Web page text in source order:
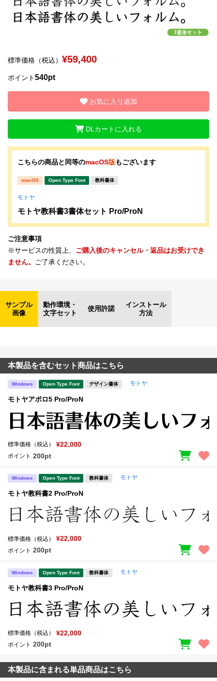
リセット 検索
標準価格（税込） ¥59,400
ポイント540pt
お気に入り追加
DLカートに入れる
こちらの商品と同等のmacOS版もございます
macOS Open Type Font 教科書体
モトヤ
モトヤ教科書3書体セット Pro/ProN
ご注意事項
※サービスの性質上、 ご購入後のキャンセル・返品はお受けでき
ません。
ご了承ください。
サンプル
画像
動作環境・
文字セット
使用許諾
インストール
方法
本製品を含むセット商品はこちら
Windows Open Type Font デザイン書体 モトヤ
モトヤアポロ5 Pro/ProN
標準価格（税込） ¥22,000
ポイント 200pt
Windows Open Type Font 教科書体 モトヤ
モトヤ教科書2 Pro/ProN
標準価格（税込） ¥22,000
ポイント 200pt
Windows Open Type Font 教科書体 モトヤ
モトヤ教科書3 Pro/ProN
標準価格（税込） ¥22,000
ポイント 200pt
本製品に含まれる単品商品はこちら